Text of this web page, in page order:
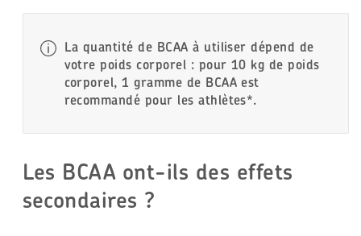
La quantité de BCAA à utiliser dépend de
votre poids corporel : pour 10 kg de poids
corporel, 1 gramme de BCAA est
recommandé pour les athlètes*.
Les BCAA ont-ils des effets
secondaires ?